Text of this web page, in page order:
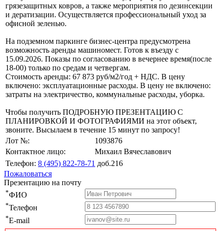
грязезащитных ковров, а также мероприятия по дезинсекции
и дератизации. Осуществляется профессиональный уход за
офисной зеленью.
На подземном паркинге бизнес-центра предусмотрена
возможность аренды машиномест. Готов к въезду с
15.09.2026. Показы по согласованию в вечернее время(после
18-00) только по средам и четвергам.
Стоимость аренды: 67 873 руб/м2/год + НДС. В цену
включено: эксплуатационные расходы. В цену не включено:
затраты на электричество, коммунальные расходы, уборка.
Чтобы получить ПОДРОБНУЮ ПРЕЗЕНТАЦИЮ С
ПЛАНИРОВКОЙ И ФОТОГРАФИЯМИ на этот объект,
звоните. Высылаем в течение 15 минут по запросу!
Лот №:
1093876
Контактное лицо:
Михаил Вячеславович
Телефон: 8 (495) 822-78-71 доб.216
Пожаловаться
Презентацию на почту
*ФИО
*Телефон
*E-mail